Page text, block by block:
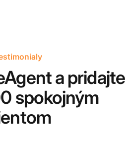
a pridajte
spokojným